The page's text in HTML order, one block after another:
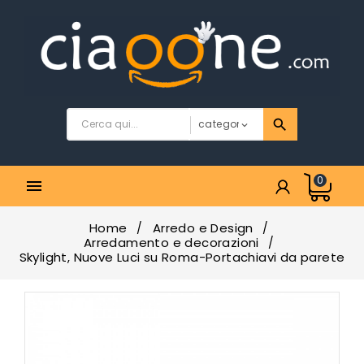
 0
Home
Arredo e Design
Arredamento e decorazioni
Skylight, Nuove Luci su Roma-Portachiavi da parete